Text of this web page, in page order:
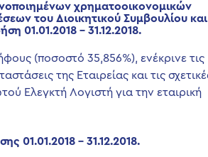
χρηματοοικονομικών
του Διοικητικού Συμβουλίου και
01.01.2018 – 31.12.2018.
(ποσοστό 35,856%), ενέκρινε τις
της Εταιρείας και τις
Ελεγκτή Λογιστή για την εταιρική
01.01.2018 – 31.12.2018.